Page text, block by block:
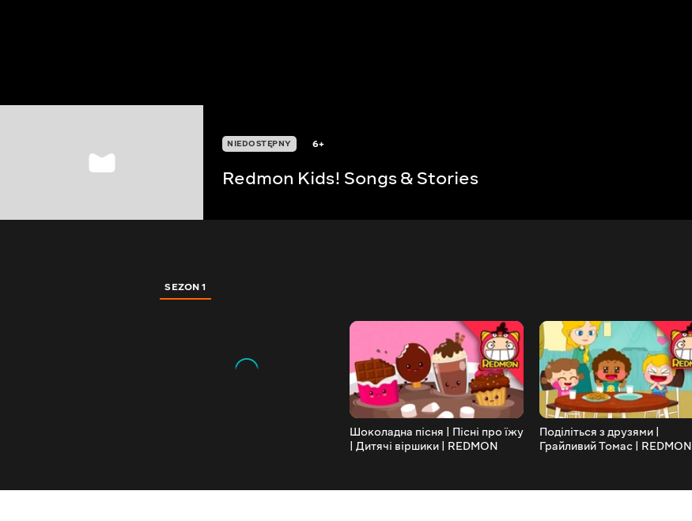
NIEDOSTĘPNY 6+
Redmon Kids! Songs & Stories
SEZON 1
Шоколадна пісня | Пісні про їжу
| Дитячі віршики | REDMON
Поділіться з друзями |
Грайливий Томас | REDMON